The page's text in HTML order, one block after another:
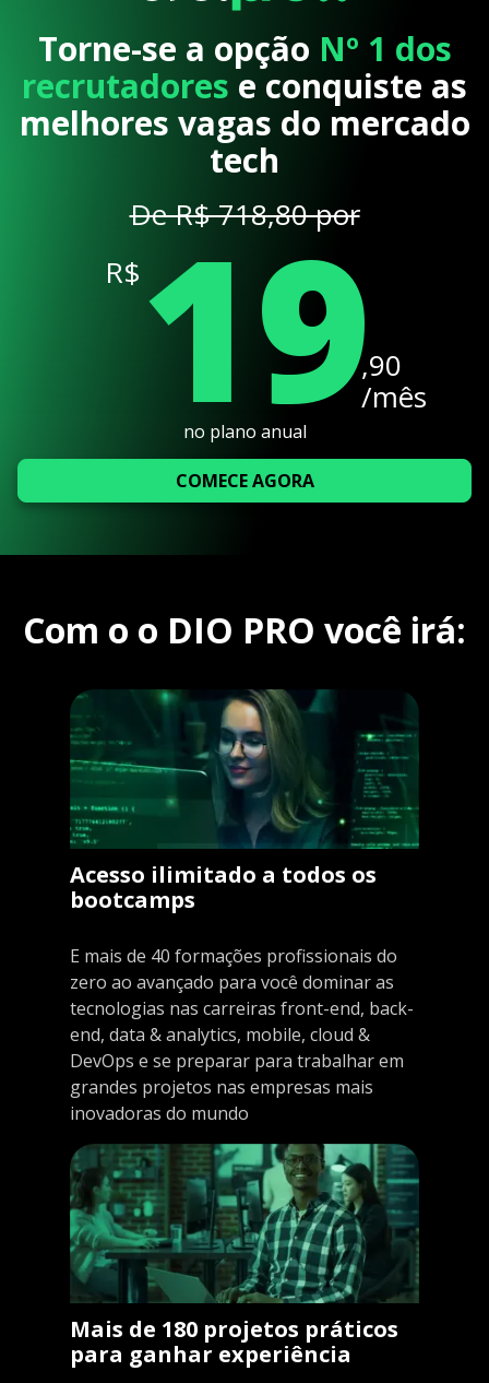
Torne-se a opção Nº 1 dos
recrutadores e conquiste as
melhores vagas do mercado
tech
De R$ 718,80 por
R$ 19,90
/mês
no plano anual
COMECE AGORA
Com o o DIO PRO você irá:
Acesso ilimitado a todos os
bootcamps
E mais de 40 formações profissionais do
zero ao avançado para você dominar as
tecnologias nas carreiras front-end, back-
end, data & analytics, mobile, cloud &
DevOps e se preparar para trabalhar em
grandes projetos nas empresas mais
inovadoras do mundo
Mais de 180 projetos práticos
para ganhar experiência